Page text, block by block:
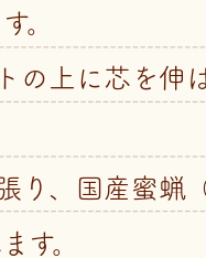
。
の上に芯を伸
り、国産蜜蝋
す。